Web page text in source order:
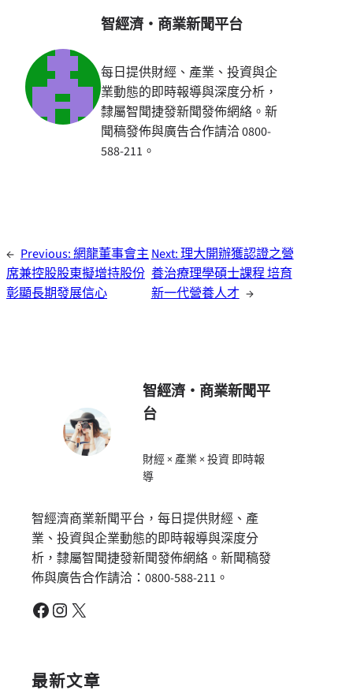
智經濟・商業新聞平台
每日提供財經、產業、投資與企
業動態的即時報導與深度分析，
隸屬智聞捷發新聞發佈網絡。新
聞稿發佈與廣告合作請洽 0800-
588-211。
← Previous:網龍董事會主
席兼控股股東擬增持股份
彰顯長期發展信心
Next:理大開辦獲認證之營
養治療理學碩士課程 培育
新一代營養人才 →
智經濟・商業新聞平
台
財經 × 產業 × 投資 即時報
導
智經濟商業新聞平台，每日提供財經、產
業、投資與企業動態的即時報導與深度分
析，隸屬智聞捷發新聞發佈網絡。新聞稿發
佈與廣告合作請洽：0800-588-211。
Facebook Instagram X
最新文章